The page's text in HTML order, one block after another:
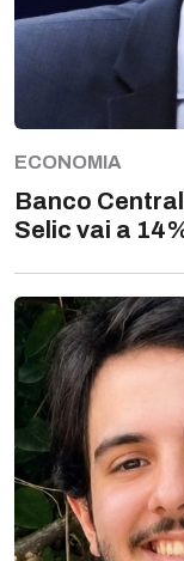
ECONOMIA
Banco
Selic vai a